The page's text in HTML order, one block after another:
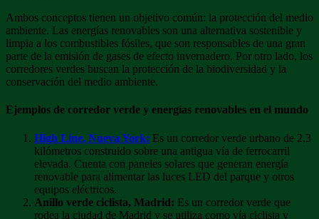
Ambos conceptos tienen un objetivo común: la protección del medio
ambiente. Las energías renovables son una alternativa sostenible y
limpia a los combustibles fósiles, que son responsables de una gran
parte de la emisión de gases de efecto invernadero. Por otro lado, los
corredores verdes buscan la protección de la biodiversidad y la
conservación del medio ambiente.
Ejemplos de corredor verde y energías renovables en el mundo
High Line, Nueva York: Es un corredor verde urbano de 2,3
kilómetros construido sobre una antigua vía de ferrocarril
elevada. Cuenta con paneles solares que generan energía
renovable para alimentar las luces LED del parque y otros
equipos eléctricos.
Anillo verde ciclista, Madrid: Es un corredor verde que
rodea la ciudad de Madrid y se utiliza como vía ciclista y